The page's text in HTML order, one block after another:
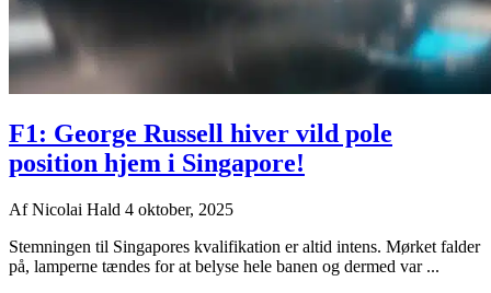
F1: George Russell hiver vild pole
position hjem i Singapore!
AfNicolai Hald 4 oktober, 2025
Stemningen til Singapores kvalifikation er altid intens. Mørket falder
på, lamperne tændes for at belyse hele banen og dermed var ...